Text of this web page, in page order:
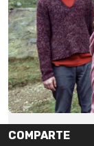
COMPARTE